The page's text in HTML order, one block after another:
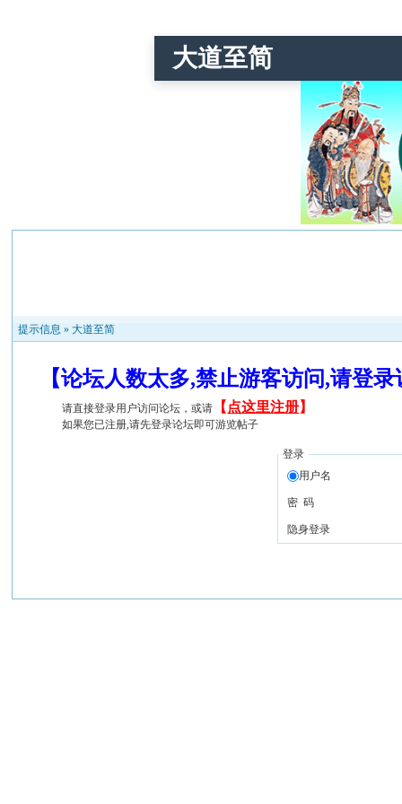
大道至简
提示信息 » 大道至简
【论坛人数太多,禁止游客访问,请登
请直接登录用户访问论坛，或请 【 点这里注册】
如果您已注册,请先登录论坛即可游览帖子
登录
用户名
密 码
隐身登录